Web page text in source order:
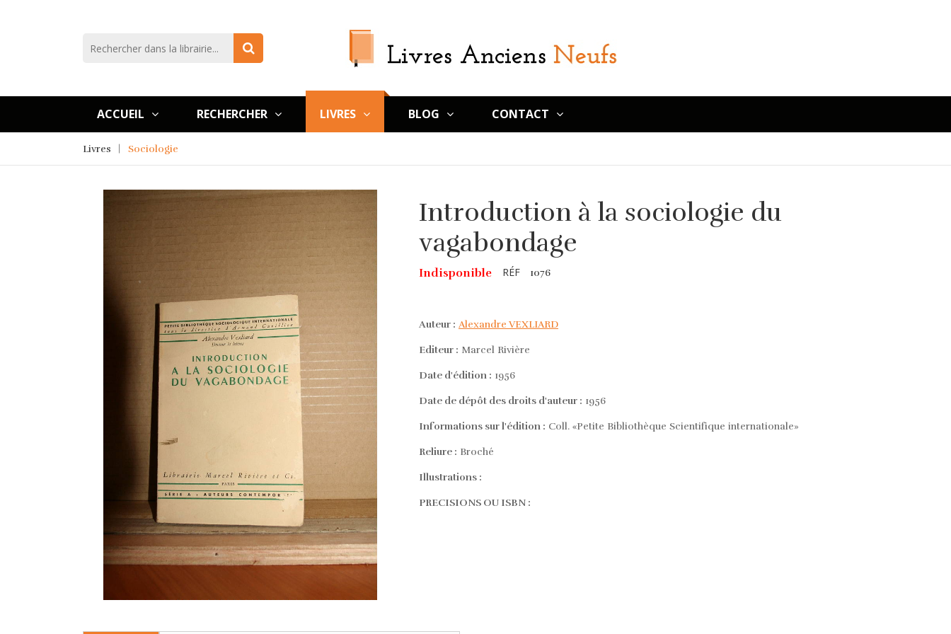
ACCUEIL RECHERCHER LIVRES BLOG CONTACT
Livres Sociologie
Introduction à la sociologie du
vagabondage
Indisponible RÉF 1076
Auteur : Alexandre VEXLIARD
Editeur : Marcel Rivière
Date d'édition : 1956
Date de dépôt des droits d'auteur : 1956
Informations sur l'édition : Coll. «Petite Bibliothèque Scientifique internationale»
Reliure : Broché
Illustrations :
PRECISIONS OU ISBN :